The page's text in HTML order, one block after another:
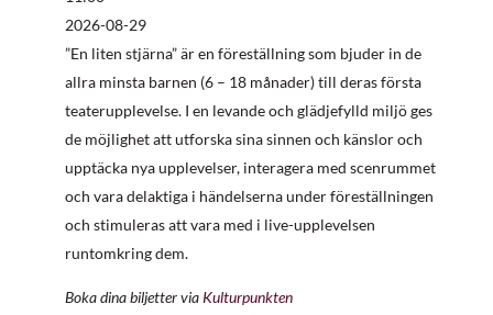
Stjärna
2026-08-29
”En liten stjärna” är en föreställning som bjuder in de
allra minsta barnen (6 – 18 månader) till deras första
teaterupplevelse. I en levande och glädjefylld miljö ges
de möjlighet att utforska sina sinnen och känslor och
upptäcka nya upplevelser, interagera med scenrummet
och vara delaktiga i händelserna under föreställningen
och stimuleras att vara med i live-upplevelsen
runtomkring dem.
Boka dina biljetter via Kulturpunkten